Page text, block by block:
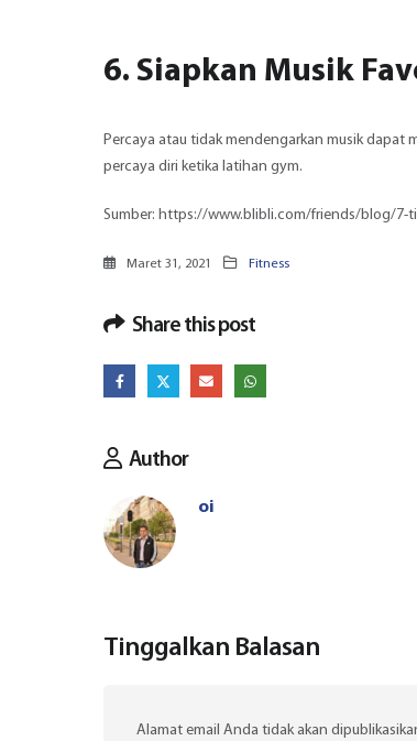
6. Siapkan Musik
Percaya atau tidak mendengarkan musik
percaya diri ketika latihan gym.
Sumber: https://www.blibli.com/friends/blog/7-
Maret 31, 2021 Fitness
Share this post
Author
oi
Tinggalkan Balasan
Alamat email Anda tidak akan